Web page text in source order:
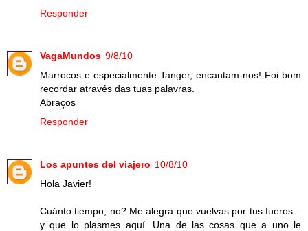
Responder
VagaMundos 9/8/10
Marrocos e especialmente Tanger, encantam-nos! Foi bom
recordar através das tuas palavras.
Abraços
Responder
Los apuntes del viajero 10/8/10
Hola Javier!
Cuánto tiempo, no? Me alegra que vuelvas por tus fueros...
y que lo plasmes aquí. Una de las cosas que a uno le